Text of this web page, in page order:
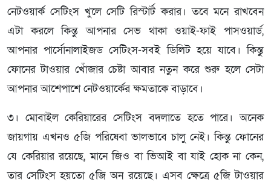
নেটওয়ার্ক সেটিংস খুলে সেটি রিস্টার্ট করার। তবে মনে রাখবেন
এটা করলে কিন্তু আপনার সেভ থাকা ওয়াই-ফাই পাসওয়ার্ড,
আপনার পার্সোনালাইজড সেটিংস-সবই ডিলিট হয়ে যাবে। কিন্তু
ফোনের টাওয়ার খোঁজার চেষ্টা আবার নতুন করে শুরু হলে সেটা
আপনার আশেপাশে নেটওয়ার্কের ক্ষমতাকে বাড়াবে।
৩। মোবাইল কেরিয়ারের সেটিংস বদলাতে হতে পারে। অনেক
জায়গায় এখনও ৫জি পরিষেবা ভালভাবে চালু নেই। কিন্তু ফোনের
যে কেরিয়ার রয়েছে, মানে জিও বা ভিআই বা যাই হোক না কেন,
তার সেটিংস হয়তো ৫জি অন রয়েছে। এসব ক্ষেত্রে ৫জি টাওয়ার